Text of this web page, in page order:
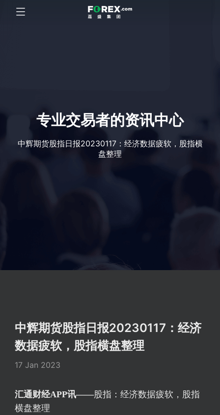
专业交易者的资讯中心
中辉期货股指日报20230117：经济数据疲软，股指横
盘整理
中辉期货股指日报20230117：经济
数据疲软，股指横盘整理
17 Jan 2023
汇通财经APP讯——股指：经济数据疲软，股指
横盘整理